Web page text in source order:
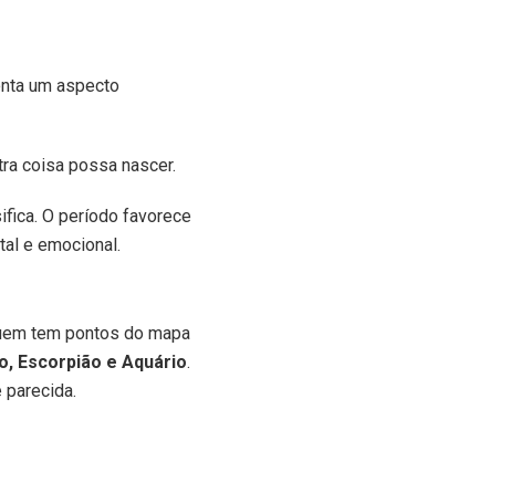
um aspecto
coisa possa nascer.
O período favorece
e emocional.
tem pontos do mapa
Escorpião e Aquário.